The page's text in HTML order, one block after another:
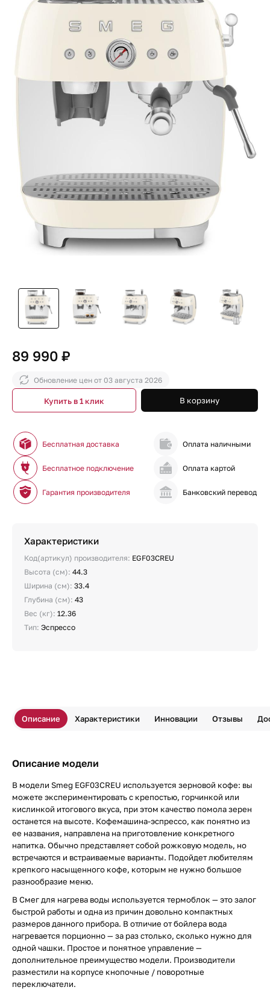
89 990 ₽
Обновление цен от 03 августа 2026
В корзину
Купить в 1 клик
Бесплатная доставка
Бесплатное подключение
Гарантия производителя
Оплата наличными
Оплата картой
Банковский перевод
Характеристики
Код(артикул) производителя: EGF03CREU
Высота (см): 44.3
Ширина (см): 33.4
Глубина (см): 43
Вес (кг): 12.36
Тип: Эспрессо
Описание Характеристики Инновации Отзывы
Описание модели
В модели Smeg EGF03CREU используется зерновой кофе: вы
можете экспериментировать с крепостью, горчинкой или
кислинкой итогового вкуса, при этом качество помола зерен
останется на высоте. Кофемашина-эспрессо, как понятно из
ее названия, направлена на приготовление конкретного
напитка. Обычно представляет собой рожковую модель, но
встречаются и встраиваемые варианты. Подойдет любителям
крепкого насыщенного кофе, которым не нужно большое
разнообразие меню.
В Смег для нагрева воды используется термоблок — это залог
быстрой работы и одна из причин довольно компактных
размеров данного прибора. В отличие от бойлера вода
нагревается порционно — за раз столько, сколько нужно для
одной чашки. Простое и понятное управление —
дополнительное преимущество модели. Производители
разместили на корпусе кнопочные / поворотные
переключатели.